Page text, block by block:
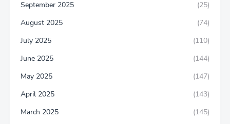
September 2025
(25)
August 2025
(74)
July 2025
(110)
June 2025
(144)
May 2025
(147)
April 2025
(143)
March 2025
(145)